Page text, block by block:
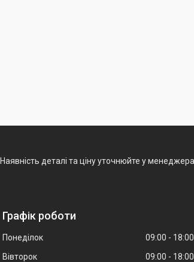
деталі та ціну уточнюйте у
Графік роботи
Понеділок 09:00
18:00
Вівторок
09:00
18:00